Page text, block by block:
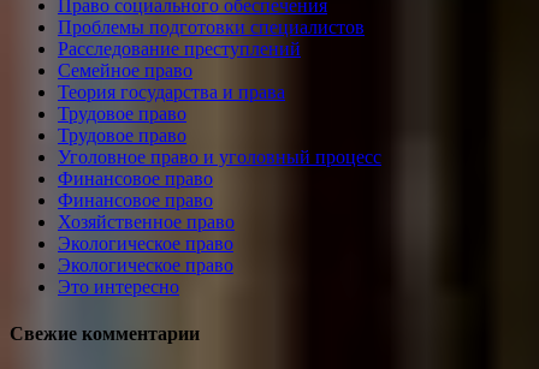
Право социального обеспечения
Проблемы подготовки специалистов
Расследование преступлений
Семейное право
Теория государства и права
Трудовое право
Трудовое право
Уголовное право и уголовный процесс
Финансовое право
Финансовое право
Хозяйственное право
Экологическое право
Экологическое право
Это интересно
Свежие комментарии